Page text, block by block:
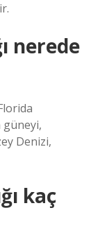
nerede
güneyi,
Denizi,
kaç